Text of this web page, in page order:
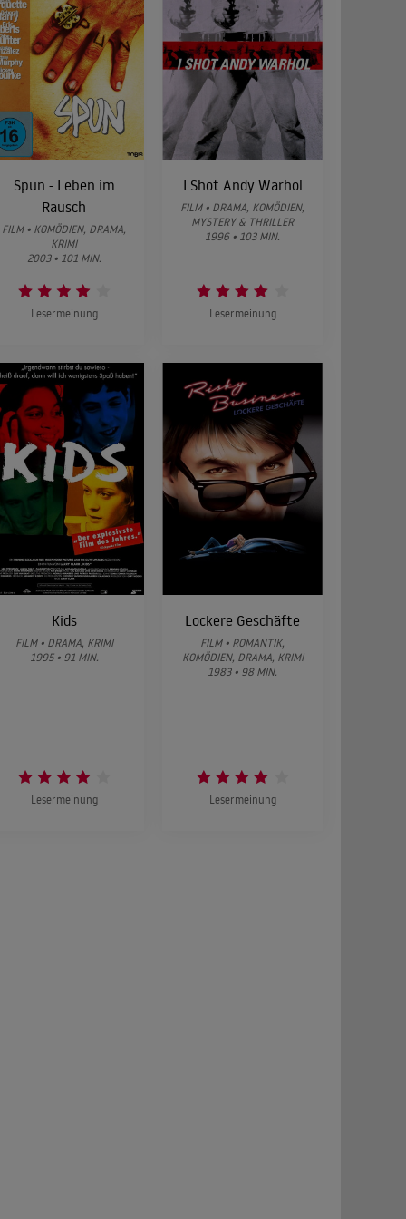
Spun - Leben im
Rausch
FILM • KOMÖDIEN, DRAMA,
KRIMI
2003 • 101 MIN.
Lesermeinung
I Shot Andy Warhol
FILM • DRAMA, KOMÖDIEN,
MYSTERY & THRILLER
1996 • 103 MIN.
Lesermeinung
Kids
FILM • DRAMA, KRIMI
1995 • 91 MIN.
Lesermeinung
Lockere Geschäfte
FILM • ROMANTIK,
KOMÖDIEN, DRAMA, KRIMI
1983 • 98 MIN.
Lesermeinung